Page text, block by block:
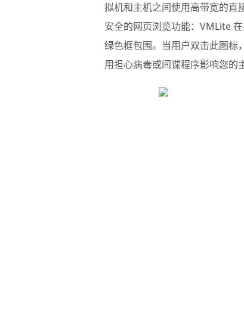
拟机和主机之间使用高带宽的直
安全的网页浏览功能：VMLite
绿色框包围。当用户双击此图标
用担心病毒或间谍程序影响您的